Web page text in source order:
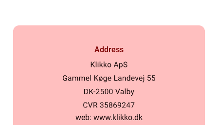
Address
web: www.klikko.dk